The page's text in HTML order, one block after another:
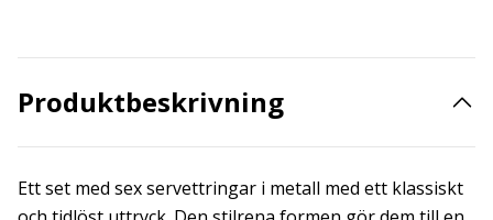
Produktbeskrivning
Ett set med sex servettringar i metall med ett klassiskt